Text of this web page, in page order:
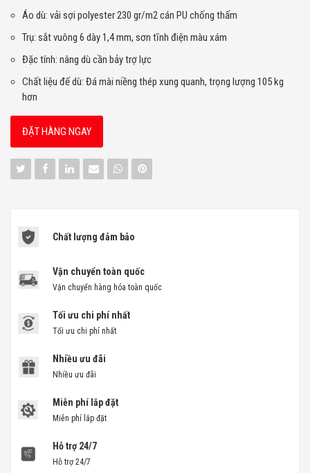
Áo dù: vải sợi polyester 230 gr/m2 cán PU chống thấm
Trụ: sắt vuông 6 dày 1,4 mm, sơn tĩnh điện màu xám
Đặc tính: nâng dù cần bảy trợ lực
Chất liệu đế dù: Đá mài niềng thép xung quanh, trọng lượng 105 kg
hơn
ĐẶT HÀNG NGAY
Chất lượng đảm bảo
Vận chuyển toàn quốc
Vận chuyển hàng hóa toàn quốc
Tối ưu chi phí nhất
Tối ưu chi phí nhất
Nhiều ưu đãi
Nhiều ưu đãi
Miễn phí lắp đặt
Miễn phí lắp đặt
Hỗ trợ 24/7
Hỗ trợ 24/7